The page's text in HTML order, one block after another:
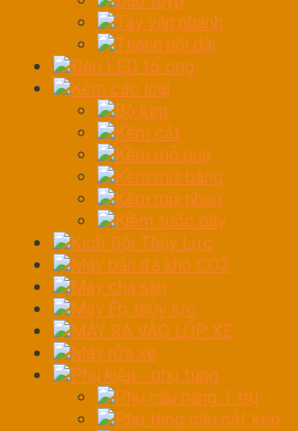
Tay vặn nhanh
Thanh nối dài
Đèn LED tổ ong
Kềm các loại
Bộ kìm
Kềm cắt
Kềm mỏ quạ
Kềm mũi bằng
Kềm mũi nhọn
Kiềm tuốc dây
Kích Đội Thủy Lực
Máy bắn đá khô CO2
Máy chà sàn
Máy Ép thủy lực
MÁY RA VÀO LỐP XE
Máy rửa xe
Phụ kiện - phụ tùng
Phụ cầu nâng 1 trụ
Phụ tùng cầu cắt kéo